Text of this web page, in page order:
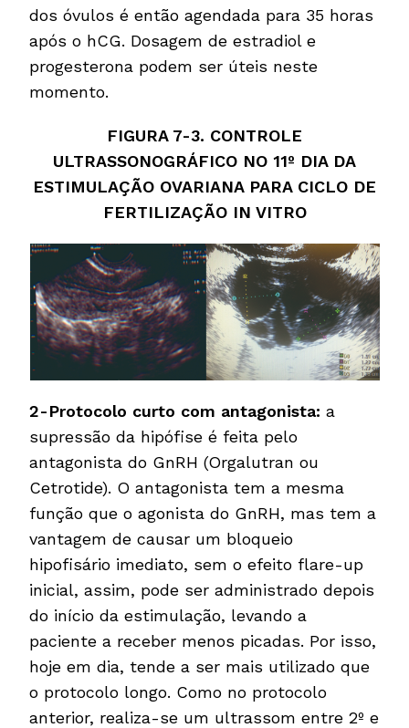
dos óvulos é então agendada para 35 horas
após o hCG. Dosagem de estradiol e
progesterona podem ser úteis neste
momento.
FIGURA 7-3. CONTROLE
ULTRASSONOGRÁFICO NO 11º DIA DA
ESTIMULAÇÃO OVARIANA PARA CICLO DE
FERTILIZAÇÃO IN VITRO
2-Protocolo curto com antagonista: a
supressão da hipófise é feita pelo
antagonista do GnRH (Orgalutran ou
Cetrotide). O antagonista tem a mesma
função que o agonista do GnRH, mas tem a
vantagem de causar um bloqueio
hipofisário imediato, sem o efeito flare-up
inicial, assim, pode ser administrado depois
do início da estimulação, levando a
paciente a receber menos picadas. Por isso,
hoje em dia, tende a ser mais utilizado que
o protocolo longo. Como no protocolo
anterior, realiza-se um ultrassom entre 2º e